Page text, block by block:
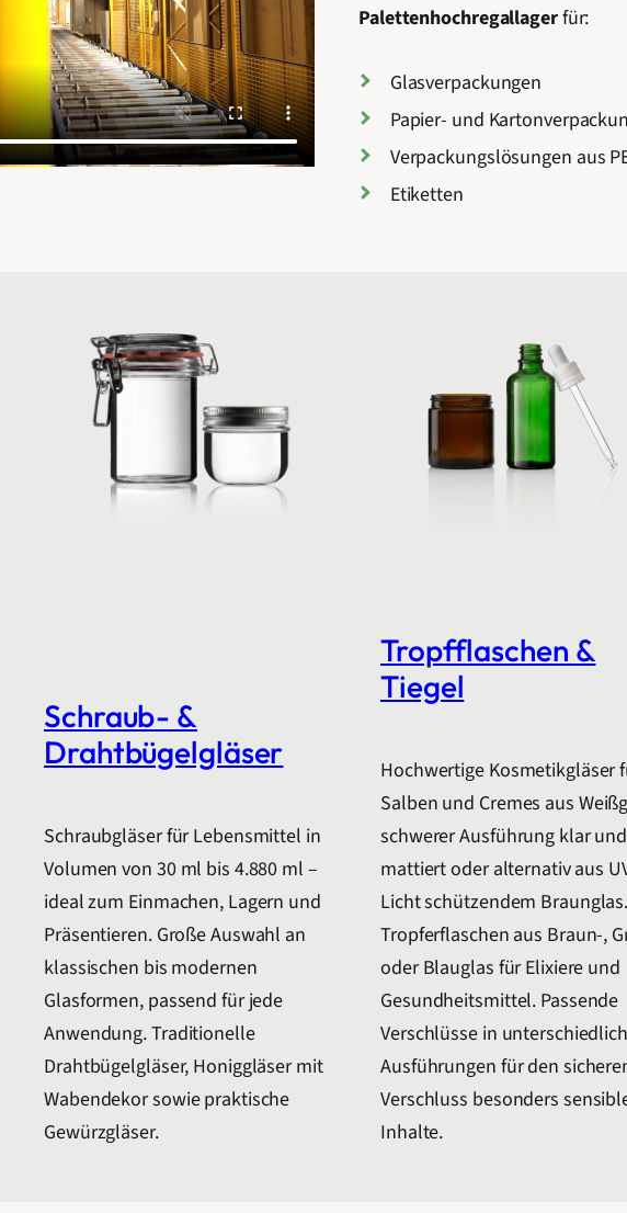
Palettenhochregallagerfür:
Glasverpackungen
Papier- und
Verpackungslösungen aus
Etiketten
Schraub- &
Drahtbügelgläser
Schraubgläser für Lebensmittel in
Volumen von 30 ml bis 4.880 ml –
ideal zum Einmachen, Lagern und
Präsentieren. Große Auswahl an
klassischen bis modernen
Glasformen, passend für jede
Anwendung. Traditionelle
Drahtbügelgläser, Honiggläser mit
Wabendekor sowie praktische
Gewürzgläser.
Tropfflaschen &
Tiegel
Hochwertige Kosmetikgläser
Salben und Cremes aus
schwerer Ausführung klar und
mattiert oder alternativ aus
Licht schützendem Braunglas.
Tropferflaschen aus Braun-,
oder Blauglas für Elixiere und
Gesundheitsmittel. Passende
Verschlüsse in
Ausführungen für den
Verschluss besonders
Inhalte.